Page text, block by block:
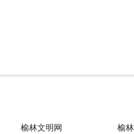
榆林文明网 榆